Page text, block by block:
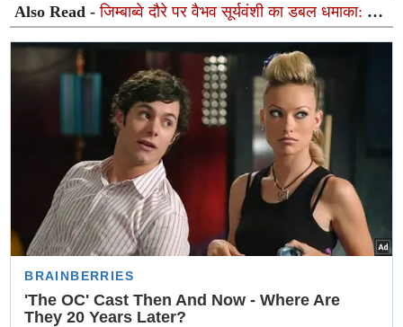
Also Read -जिम्बाब्वे दौरे पर वैभव सूर्यवंशी का डबल धमाका: बने
'प्लेयर ऑफ द सीरीज', बोले- "यह मेरे लिए सपना सच होने जैसा"